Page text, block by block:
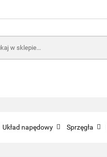
B2B
Układ napędowy Sprzęgła